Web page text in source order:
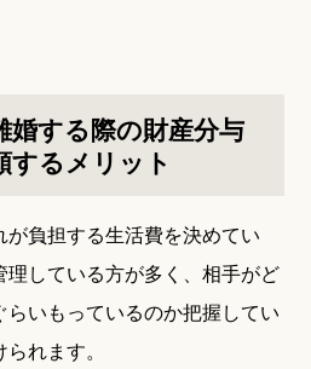
婚する際の財産分与
するメリット
負担する生活費を決めてい
している方が多く、相手がど
いもっているのか把握してい
れます。